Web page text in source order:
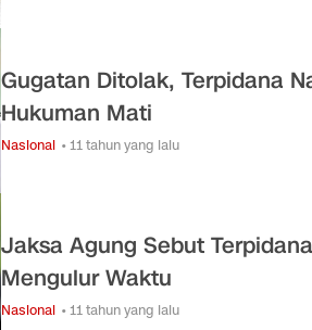
Gugatan Ditolak, Terpidana
Hukuman Mati
Nasional • 11 tahun yang lalu
Jaksa Agung Sebut
Mengulur Waktu
Nasional • 11 tahun yang lalu